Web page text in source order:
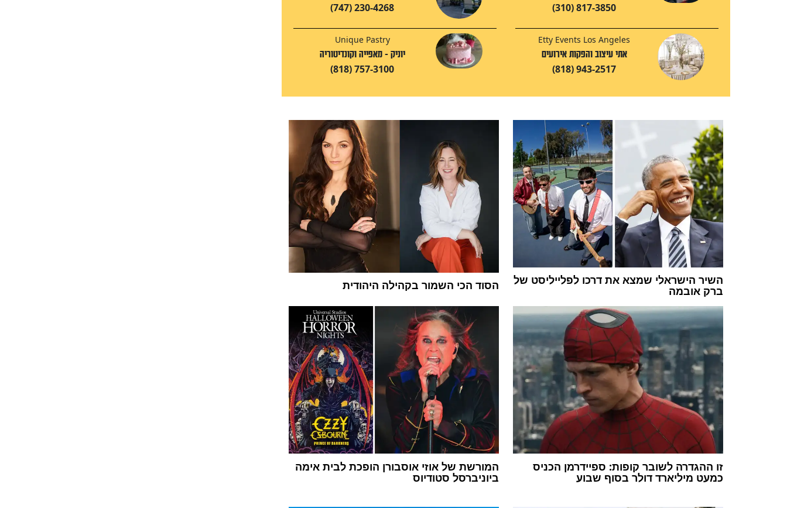
(747) 230-4268 (310) 817-3850
Unique Pastry
יוניק - מאפייה וקונדיטוריה
(818) 757-3100
Etty Events Los Angeles
אתי עיצוב והפקות אירועים
(818) 943-2517
הסוד הכי השמור בקהילה היהודית השיר הישראלי שמצא את דרכו לפלייליסט של
ברק אובמה
המורשת של אוזי אוסבורן הופכת לבית אימה
ביוניברסל סטודיוס
זו ההגדרה לשובר קופות: ספיידרמן הכניס
כמעט מיליארד דולר בסוף שבוע